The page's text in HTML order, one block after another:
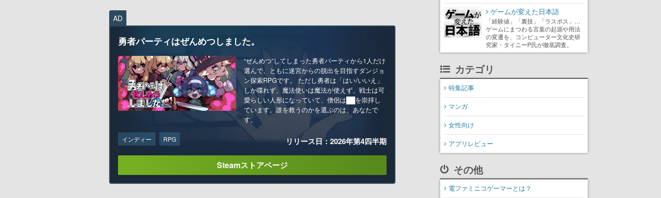
AD
勇者パーティはぜんめつしました。
“ぜんめつ”してしまった勇者パーティから1人だけ
選んで、ともに迷宮からの脱出を目指すダンジョ
ン探索RPGです。 ただし勇者は「はい/いいえ」
しか喋れず、魔法使いは魔法が使えず、戦士は可
愛らしい人形になっていて、僧侶は██を崇拝し
ています。誰を救うのかを選ぶのは、あなたで
す。
インディー RPG リリース日：2026年第4四半期
Steamストアページ
ゲームが変えた日本語
「経験値」「裏技」「ラスボス」…
ゲームにまつわる言葉の起源や用法
の変遷を、コンピューター文化史研
究家・タイニーP氏が徹底調査。
カテゴリ
特集記事
マンガ
女性向け
アプリレビュー
その他
電ファミニコゲーマーとは？